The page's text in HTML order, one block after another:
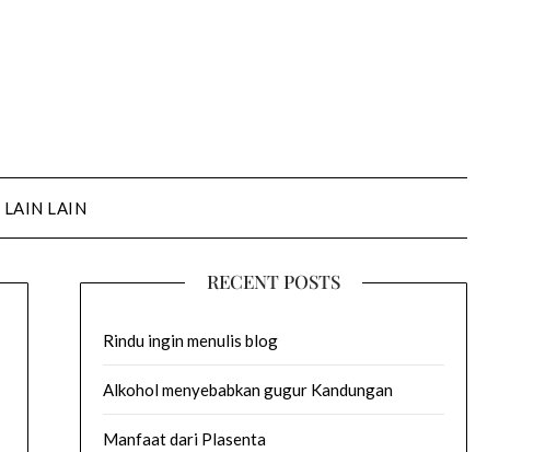
LAIN LAIN
RECENT POSTS
Rindu ingin menulis blog
Alkohol menyebabkan gugur Kandungan
Manfaat dari Plasenta